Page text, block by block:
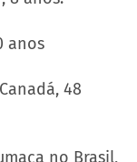
anos
48
no Brasil,